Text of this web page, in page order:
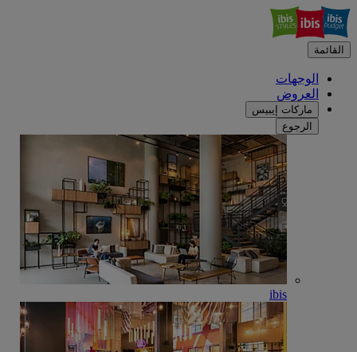
القائمة
الوجهات
العروض
ماركات إيبيس
الرجوع
ibis